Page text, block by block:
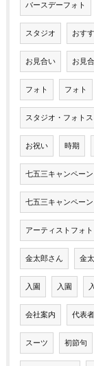
バースデーフォト
スタジオ おす
お見合い お見
フォト フォト
スタジオ・フォト
お祝い 時期
七五三キャンペーン
七五三キャンペーン
アーティストフォト
金太郎さん 金
入園 入園
会社案内 代表
スーツ 初節句